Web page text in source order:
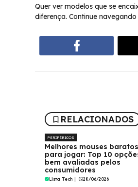
Quer ver modelos que se
diferença. Continue
RELACIONADOS
PERIFÉRICOS
Melhores mouses baratos
para jogar: Top 10
bem avaliadas pelos
consumidores
Lista Tech 28/06/2026